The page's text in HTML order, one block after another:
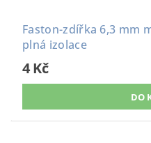
Faston-zdířka 6,3 mm
plná izolace
4 Kč